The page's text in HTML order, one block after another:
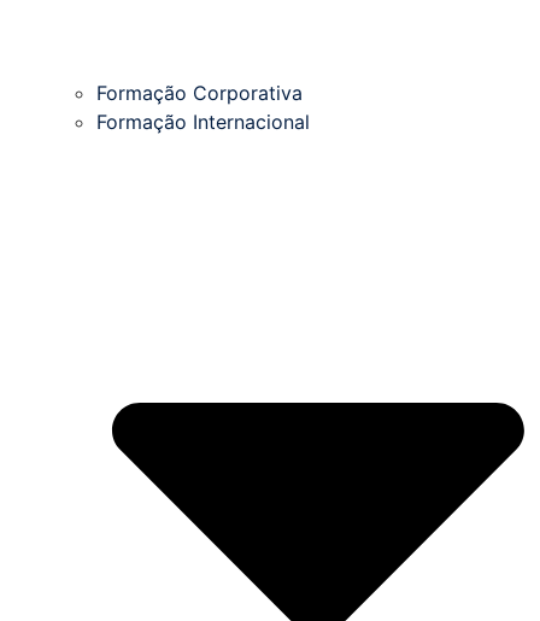
Formação Corporativa
Formação Internacional